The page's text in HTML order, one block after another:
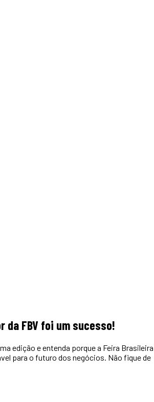
da FBV foi um sucesso!
edição e entenda porque a Feira Brasileira
para o futuro dos negócios. Não fique de